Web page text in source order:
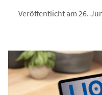
Veröffentlicht am 26.